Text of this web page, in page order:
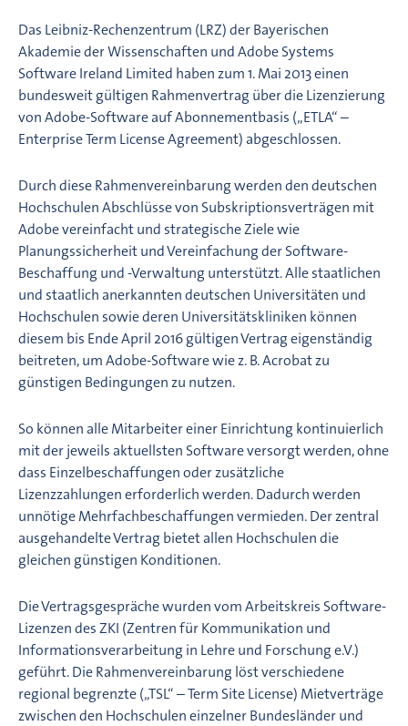
Das Leibniz-Rechenzentrum (LRZ) der Bayerischen
Akademie der Wissenschaften und Adobe Systems
Software Ireland Limited haben zum 1. Mai 2013 einen
bundesweit gültigen Rahmenvertrag über die Lizenzierung
von Adobe-Software auf Abonnementbasis („ETLA“ –
Enterprise Term License Agreement) abgeschlossen.
Durch diese Rahmenvereinbarung werden den deutschen
Hochschulen Abschlüsse von Subskriptionsverträgen mit
Adobe vereinfacht und strategische Ziele wie
Planungssicherheit und Vereinfachung der Software-
Beschaffung und -Verwaltung unterstützt. Alle staatlichen
und staatlich anerkannten deutschen Universitäten und
Hochschulen sowie deren Universitätskliniken können
diesem bis Ende April 2016 gültigen Vertrag eigenständig
beitreten, um Adobe-Software wie z. B. Acrobat zu
günstigen Bedingungen zu nutzen.
So können alle Mitarbeiter einer Einrichtung kontinuierlich
mit der jeweils aktuellsten Software versorgt werden, ohne
dass Einzelbeschaffungen oder zusätzliche
Lizenzzahlungen erforderlich werden. Dadurch werden
unnötige Mehrfachbeschaffungen vermieden. Der zentral
ausgehandelte Vertrag bietet allen Hochschulen die
gleichen günstigen Konditionen.
Die Vertragsgespräche wurden vom Arbeitskreis Software-
Lizenzen des ZKI (Zentren für Kommunikation und
Informationsverarbeitung in Lehre und Forschung e.V.)
geführt. Die Rahmenvereinbarung löst verschiedene
regional begrenzte („TSL“ – Term Site License) Mietverträge
zwischen den Hochschulen einzelner Bundesländer und